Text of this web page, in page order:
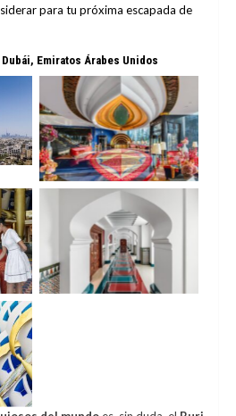
para tu próxima escapada de
Emiratos Árabes Unidos